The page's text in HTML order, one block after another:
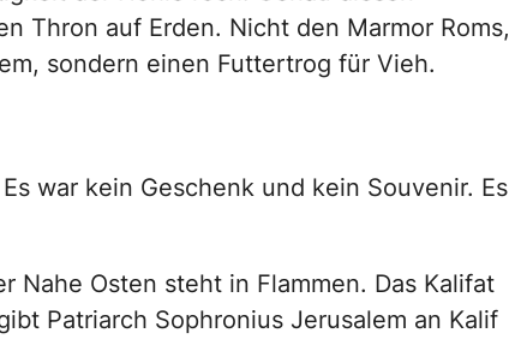
Thron auf Erden. Nicht den Marmor Roms,
sondern einen Futtertrog für Vieh.
war kein Geschenk und kein Souvenir. Es
Nahe Osten steht in Flammen. Das Kalifat
Patriarch Sophronius Jerusalem an Kalif